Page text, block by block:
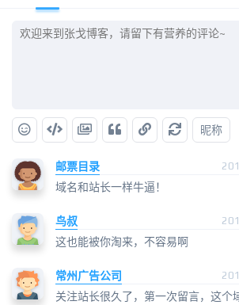
昵称
邮票目录
域名和站长一样牛逼！
鸟叔
这也能被你淘来，不容易啊
常州广告公司
关注站长很久了，第一次留言，这个